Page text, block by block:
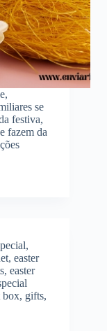
se
festiva,
fazem da
,
, easter
, easter
box, gifts,